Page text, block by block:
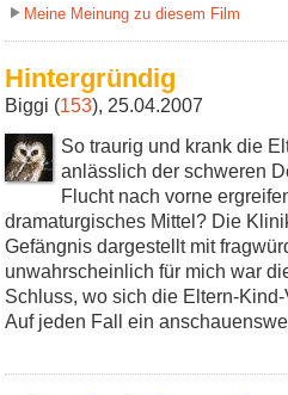
Meine Meinung zu diesem Film
Hintergründig
Biggi (153), 25.04.2007
So traurig und krank die
anlässlich der schweren
Flucht nach vorne
dramaturgisches Mittel? Die
Gefängnis dargestellt mit
unwahrscheinlich für mich war
Schluss, wo sich die Eltern-
Auf jeden Fall ein